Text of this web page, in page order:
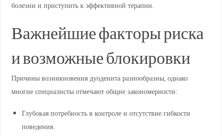
болезни и приступить к эффективной терапии.
Важнейшие факторы риска
и возможные блокировки
Причины возникновения дуоденита разнообразны, однако
многие специалисты отмечают общие закономерности:
Глубокая потребность в контроле и отсутствие гибкости
поведения.